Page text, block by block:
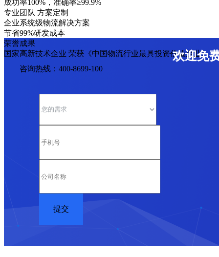
成功率100%，准确率≥99.9%
专业团队 方案定制
企业系统级物流解决方案
节省99%研发成本
荣誉成果
国家高新技术企业 荣获《中国物流行业最具投资价值企业》
欢迎免
咨询热线：400-8699-100